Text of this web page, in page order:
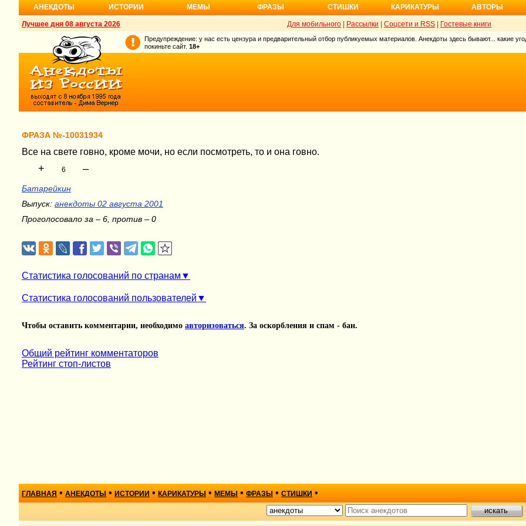
АНЕКДОТЫ ИСТОРИИ МЕМЫ ФРАЗЫ СТИШКИ КАРИКАТУРЫ АВТОРЫ
Лучшее дня 08 августа 2026 Для мобильного Рассылки Соцсети и RSS Гостевые книги
Предупреждение: у нас есть цензура и предварительный отбор публикуемых материалов. Анекдоты здесь бывают... какие
покиньте сайт. 18+
ФРАЗА №-10031934
Все на свете говно, кроме мочи, но если посмотреть, то и она говно.
+ 6 –
Батарейкин
Выпуск: анекдоты 02 августа 2001
Проголосовало за – 6, против – 0
Статистика голосований по странам
Статистика голосований пользователей
Чтобы оставить комментарии, необходимо авторизоваться. За оскорбления и спам - бан.
Общий рейтинг комментаторов
Рейтинг стоп-листов
ГЛАВНАЯ • АНЕКДОТЫ • ИСТОРИИ • КАРИКАТУРЫ • МЕМЫ • ФРАЗЫ • СТИШКИ •